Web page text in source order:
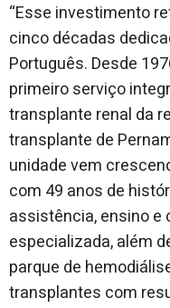
“Esse investimento
cinco décadas
Português. Desde
primeiro serviço
transplante renal da
transplante de
unidade vem
com 49 anos de
assistência, ensino
especializada, além
parque de
transplantes com